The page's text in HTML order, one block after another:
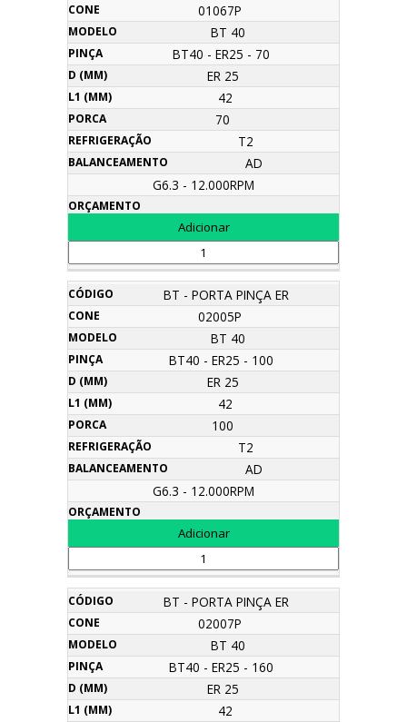
01067P
BT 40
BT40 - ER25 - 70
ER 25
42
70
T2
AD
G6.3 - 12.000RPM
BT - PORTA PINÇA ER
02005P
BT 40
BT40 - ER25 - 100
ER 25
42
100
T2
AD
G6.3 - 12.000RPM
BT - PORTA PINÇA ER
02007P
BT 40
BT40 - ER25 - 160
ER 25
42